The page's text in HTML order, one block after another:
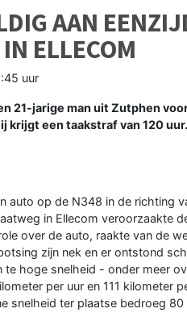
AAN
ELLECOM
uur
21-jarige man uit Zutphen
krijgt een taakstraf van 120
auto op de N348 in de richting
in Ellecom veroorzaakte
over de auto, raakte van de
zijn nek en er ontstond
hoge snelheid - onder meer
per uur en 111 kilometer
snelheid ter plaatse bedroeg 80